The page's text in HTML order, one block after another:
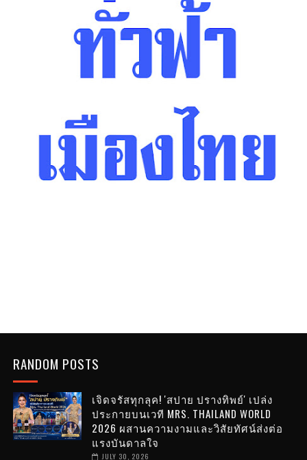
RANDOM POSTS
เจิดจรัสทุกลุค! 'สปาย ปรางทิพย์' เปล่ง
ประกายบนเวที MRS. THAILAND WORLD
2026 ผสานความงามและวิสัยทัศน์ส่งต่อ
แรงบันดาลใจ
JULY 30, 2026